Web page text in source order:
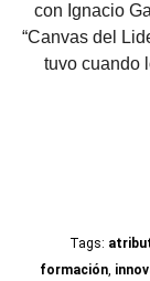
con Ignacio
“Canvas del
tuvo cuando
Tags:
formación,